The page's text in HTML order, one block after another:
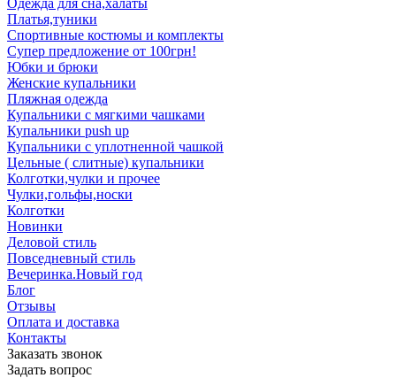
Одежда для сна,халаты
Платья,туники
Спортивные костюмы и комплекты
Супер предложение от 100грн!
Юбки и брюки
Женские купальники
Пляжная одежда
Купальники с мягкими чашками
Купальники push up
Купальники с уплотненной чашкой
Цельные ( слитные) купальники
Колготки,чулки и прочее
Чулки,гольфы,носки
Колготки
Новинки
Деловой стиль
Повседневный стиль
Вечеринка.Новый год
Блог
Отзывы
Оплата и доставка
Контакты
Заказать звонок
Задать вопрос